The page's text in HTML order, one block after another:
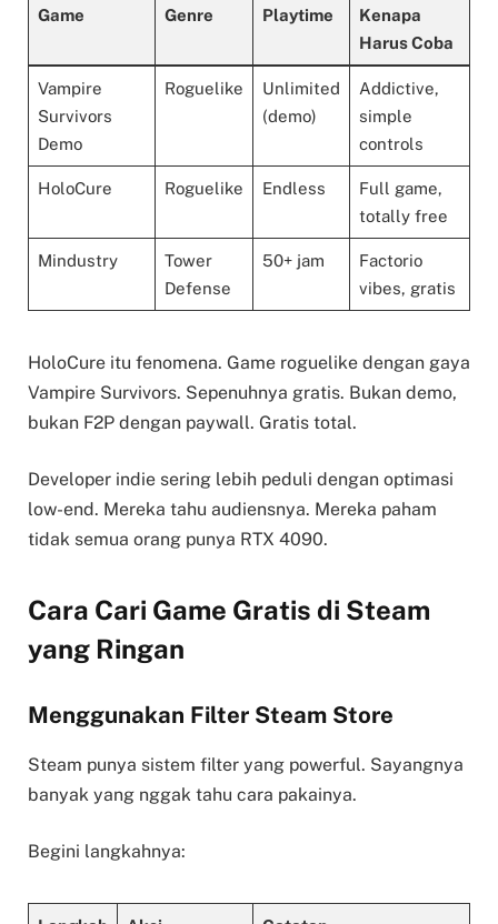
Game Genre Playtime
Kenapa
Harus Coba
Vampire
Survivors
Demo
Roguelike
Unlimited
(demo)
Addictive,
simple
controls
HoloCure Roguelike Endless
Full game,
totally free
Mindustry
Tower
Defense
50+ jam
Factorio
vibes, gratis
HoloCure itu fenomena. Game roguelike dengan gaya
Vampire Survivors. Sepenuhnya gratis. Bukan demo,
bukan F2P dengan paywall. Gratis total.
Developer indie sering lebih peduli dengan optimasi
low-end. Mereka tahu audiensnya. Mereka paham
tidak semua orang punya RTX 4090.
Cara Cari Game Gratis di Steam
yang Ringan
Menggunakan Filter Steam Store
Steam punya sistem filter yang powerful. Sayangnya
banyak yang nggak tahu cara pakainya.
Begini langkahnya: